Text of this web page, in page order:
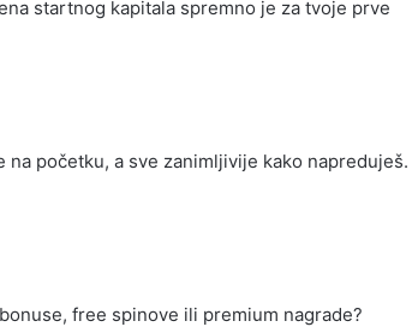
startnog kapitala spremno je za tvoje prve
početku, a sve zanimljivije kako napreduješ.
free spinove ili premium nagrade?